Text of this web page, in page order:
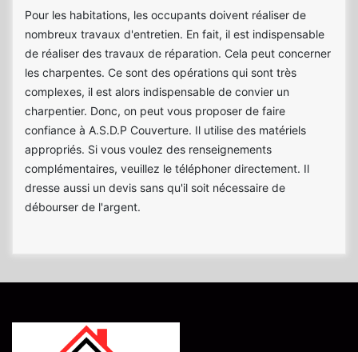
Pour les habitations, les occupants doivent réaliser de
nombreux travaux d'entretien. En fait, il est indispensable
de réaliser des travaux de réparation. Cela peut concerner
les charpentes. Ce sont des opérations qui sont très
complexes, il est alors indispensable de convier un
charpentier. Donc, on peut vous proposer de faire
confiance à A.S.D.P Couverture. Il utilise des matériels
appropriés. Si vous voulez des renseignements
complémentaires, veuillez le téléphoner directement. Il
dresse aussi un devis sans qu'il soit nécessaire de
débourser de l'argent.